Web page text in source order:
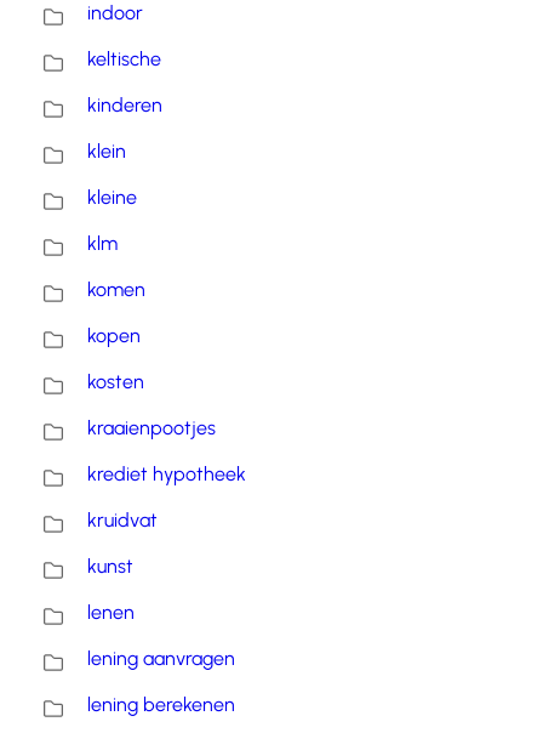
indoor
keltische
kinderen
klein
kleine
klm
komen
kopen
kosten
kraaienpootjes
krediet hypotheek
kruidvat
kunst
lenen
lening aanvragen
lening berekenen